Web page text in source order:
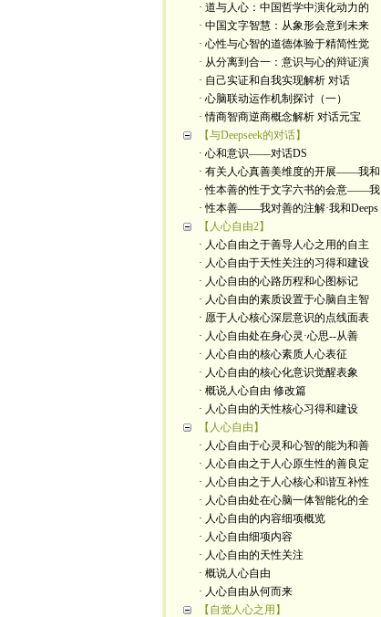
· 道与人心：中国哲学中演化动力的
· 中国文字智慧：从象形会意到未来
· 心性与心智的道德体验于精简性觉
· 从分离到合一：意识与心的辩证演
· 自己实证和自我实现解析 对话
· 心脑联动运作机制探讨（一）
· 情商智商逆商概念解析 对话元宝
【与Deepseek的对话】
· 心和意识——对话DS
· 有关人心真善美维度的开展——我和
· 性本善的性于文字六书的会意——我
· 性本善——我对善的注解·我和Deeps
【人心自由2】
· 人心自由之于善导人心之用的自主
· 人心自由于天性关注的习得和建设
· 人心自由的心路历程和心图标记
· 人心自由的素质设置于心脑自主智
· 愿于人心核心深层意识的点线面表
· 人心自由处在身心灵·心思--从善
· 人心自由的核心素质人心表征
· 人心自由的核心化意识觉醒表象
· 概说人心自由 修改篇
· 人心自由的天性核心习得和建设
【人心自由】
· 人心自由于心灵和心智的能为和善
· 人心自由之于人心原生性的善良定
· 人心自由之于人心核心和谐互补性
· 人心自由处在心脑一体智能化的全
· 人心自由的内容细项概览
· 人心自由细项内容
· 人心自由的天性关注
· 概说人心自由
· 人心自由从何而来
【自觉人心之用】